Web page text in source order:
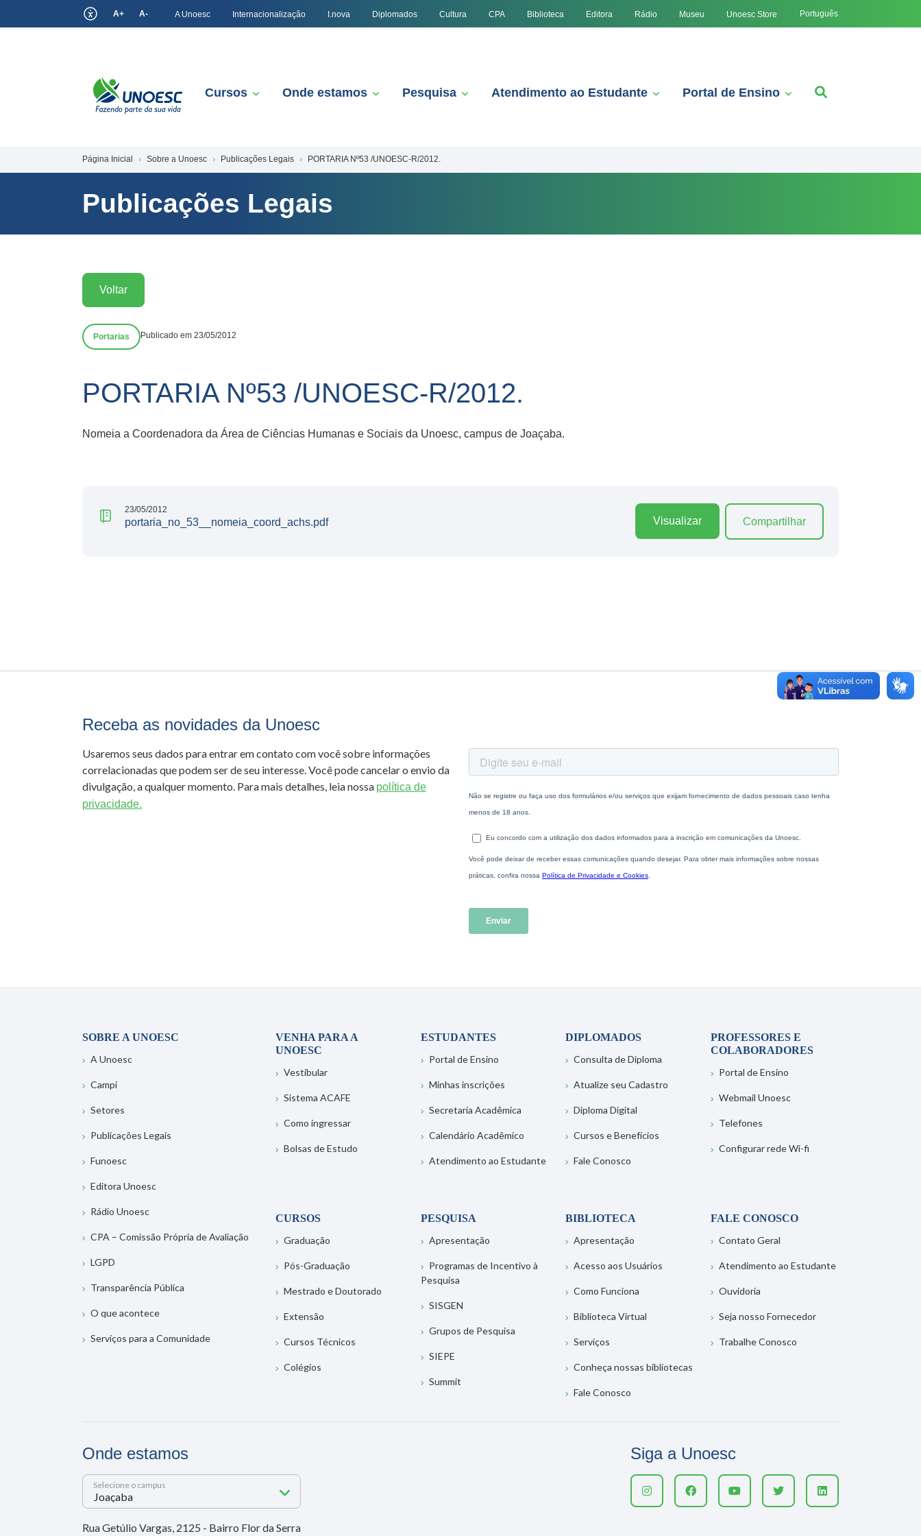
A+ A- A Unoesc Internacionalização I.nova Diplomados Cultura CPA Biblioteca Editora Rádio Museu Unoesc Store Português
Cursos Onde estamos Pesquisa Atendimento ao Estudante Portal de Ensino
Página Inicial Sobre a Unoesc Publicações Legais PORTARIA Nº53 /UNOESC-R/2012.
Publicações Legais
Voltar
Portarias Publicado em 23/05/2012
PORTARIA Nº53 /UNOESC-R/2012.
Nomeia a Coordenadora da Área de Ciências Humanas e Sociais da Unoesc, campus de Joaçaba.
23/05/2012
portaria_no_53__nomeia_coord_achs.pdf Visualizar Compartilhar
Receba as novidades da Unoesc
Usaremos seus dados para entrar em contato com você sobre informações
correlacionadas que podem ser de seu interesse. Você pode cancelar o envio da
divulgação, a qualquer momento. Para mais detalhes, leia nossa política de
privacidade.
SOBRE A UNOESC
A Unoesc
Campi
Setores
Publicações Legais
Funoesc
Editora Unoesc
Rádio Unoesc
CPA – Comissão Própria de Avaliação
LGPD
Transparência Pública
O que acontece
Serviços para a Comunidade
VENHA PARA A
UNOESC
Vestibular
Sistema ACAFE
Como ingressar
Bolsas de Estudo
ESTUDANTES
Portal de Ensino
Minhas inscrições
Secretaria Acadêmica
Calendário Acadêmico
Atendimento ao Estudante
DIPLOMADOS
Consulta de Diploma
Atualize seu Cadastro
Diploma Digital
Cursos e Benefícios
Fale Conosco
PROFESSORES E
COLABORADORES
Portal de Ensino
Webmail Unoesc
Telefones
Configurar rede Wi-fi
CURSOS
Graduação
Pós-Graduação
Mestrado e Doutorado
Extensão
Cursos Técnicos
Colégios
PESQUISA
Apresentação
Programas de Incentivo à
Pesquisa
SISGEN
Grupos de Pesquisa
SIEPE
Summit
BIBLIOTECA
Apresentação
Acesso aos Usuários
Como Funciona
Biblioteca Virtual
Serviços
Conheça nossas bibliotecas
Fale Conosco
FALE CONOSCO
Contato Geral
Atendimento ao Estudante
Ouvidoria
Seja nosso Fornecedor
Trabalhe Conosco
Onde estamos
Selecione o campus
Rua Getúlio Vargas, 2125 - Bairro Flor da Serra
Siga a Unoesc